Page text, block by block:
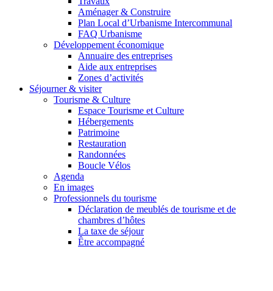
Aménager & Construire
Plan Local d’Urbanisme Intercommunal
FAQ Urbanisme
Développement économique
Annuaire des entreprises
Aide aux entreprises
Zones d’activités
Séjourner & visiter
Tourisme & Culture
Espace Tourisme et Culture
Hébergements
Patrimoine
Restauration
Randonnées
Boucle Vélos
Agenda
En images
Professionnels du tourisme
Déclaration de meublés de tourisme et de
chambres d’hôtes
La taxe de séjour
Être accompagné